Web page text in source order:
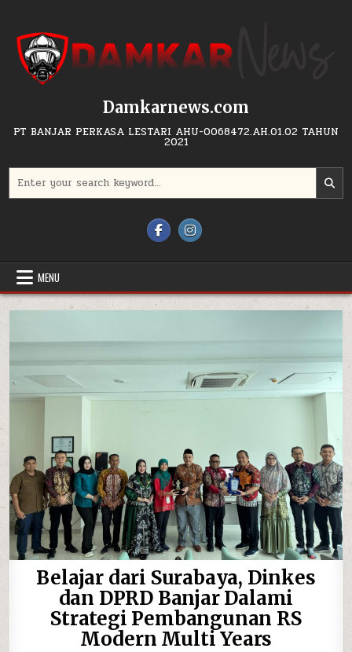
Damkarnews.com
PT BANJAR PERKASA LESTARI AHU-0068472.AH.01.02 TAHUN
2021
MENU
Belajar dari Surabaya, Dinkes
dan DPRD Banjar Dalami
Strategi Pembangunan RS
Modern Multi Years